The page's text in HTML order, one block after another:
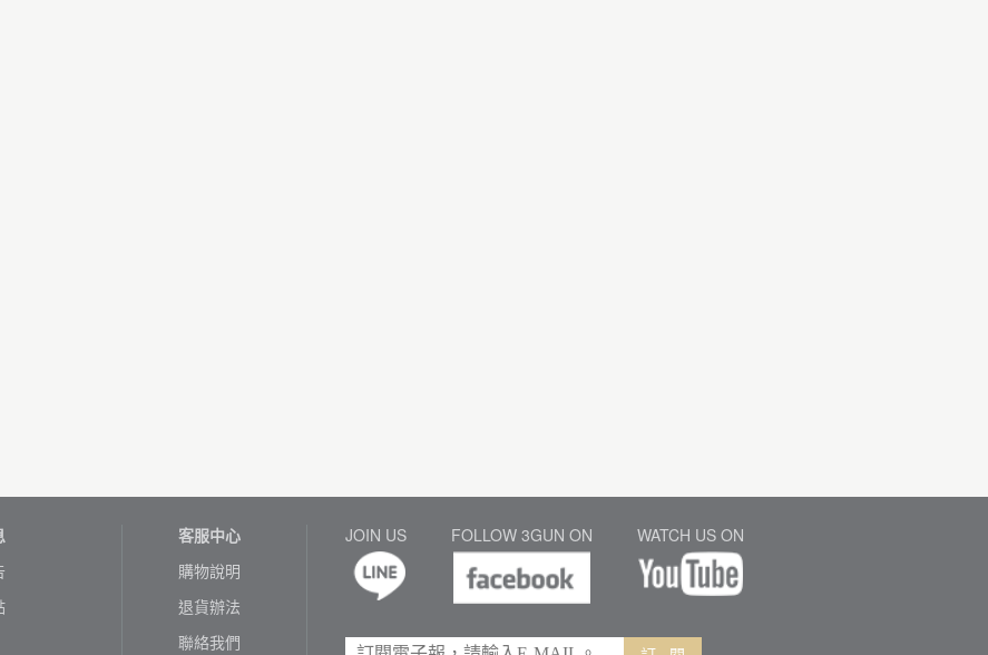
客服中心
購物說明
退貨辦法
聯絡我們
JOIN US FOLLOW 3GUN ON WATCH US ON